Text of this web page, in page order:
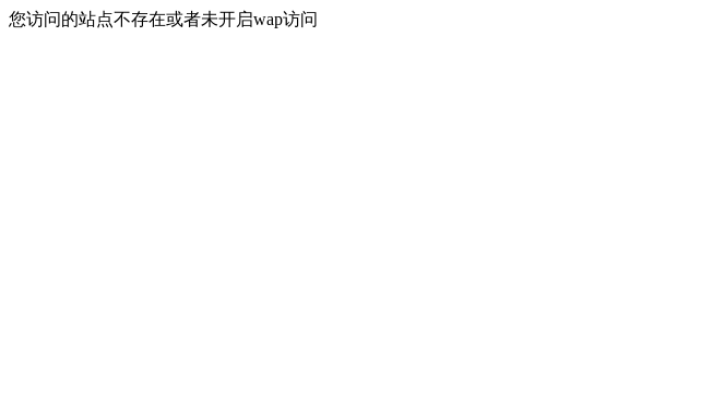
您访问的站点不存在或者未开启wap访问